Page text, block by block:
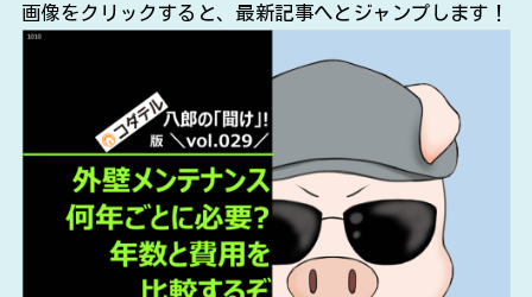
画像をクリックすると、最新記事へとジャンプします！